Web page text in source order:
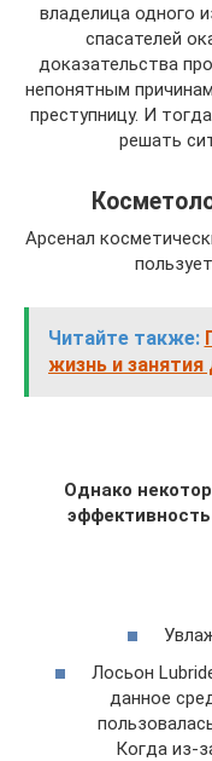
владелица одного
спасателей
доказательства
непонятным
преступницу. И
решать
Арсенал
Читайте также:
жизнь и занятия
Однако
Лосьон
данное
Когда из-